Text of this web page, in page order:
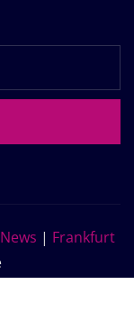
| Frankfurt